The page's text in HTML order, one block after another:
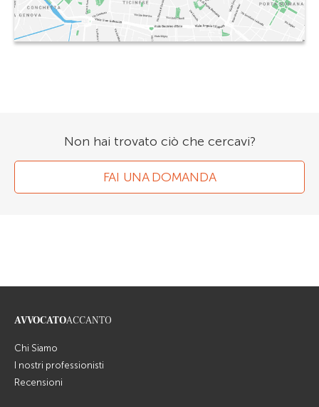
Non hai trovato ciò che cercavi?
FAI UNA DOMANDA
AVVOCATOACCANTO
Chi Siamo
I nostri professionisti
Recensioni